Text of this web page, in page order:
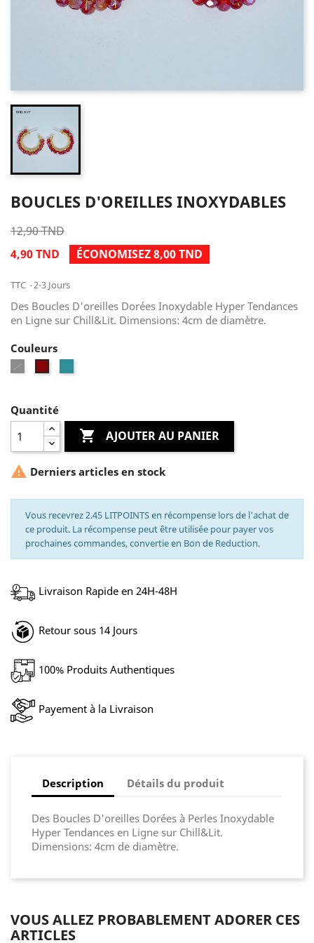
BOUCLES D'OREILLES INOXYDABLES
12,90 TND
4,90 TND
ÉCONOMISEZ 8,00 TND
TTC 2-3 Jours
Des Boucles D'oreilles Dorées Inoxydable Hyper Tendances
en Ligne sur Chill&Lit. Dimensions: 4cm de diamètre.
Couleurs
Quantité
 AJOUTER AU PANIER
 Derniers articles en stock
Vous recevrez 2.45 LITPOINTS en récompense lors de l'achat de
ce produit. La récompense peut être utilisée pour payer vos
prochaines commandes, convertie en Bon de Reduction.
Livraison Rapide en 24H-48H
Retour sous 14 Jours
100% Produits Authentiques
Payement à la Livraison
Description Détails du produit
Des Boucles D'oreilles Dorées à Perles Inoxydable
Hyper Tendances en Ligne sur Chill&Lit.
Dimensions: 4cm de diamètre.
VOUS ALLEZ PROBABLEMENT ADORER CES
ARTICLES